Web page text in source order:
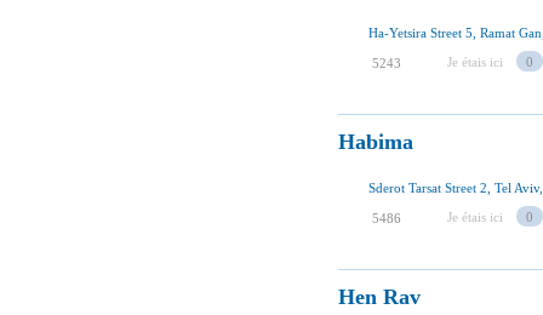
Ha-Yetsira Street 5, Ramat
5243 Je étais ici 0
Habima
Sderot Tarsat Street 2, Tel
5486 Je étais ici 0
Hen Rav